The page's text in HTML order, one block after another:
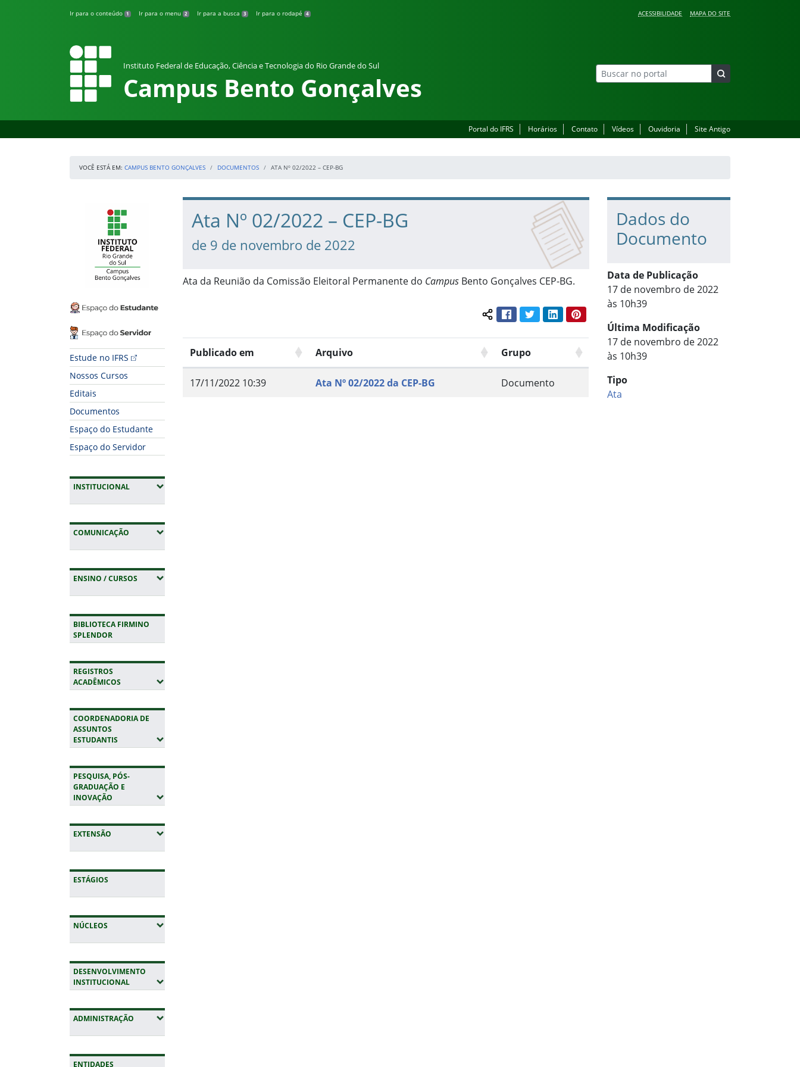
Ir para o conteúdo 1 Ir para o menu 2 Ir para a busca 3 Ir para o rodapé 4 ACESSIBILIDADE MAPA DO SITE
Instituto Federal de Educação, Ciência e Tecnologia do Rio Grande do Sul
Campus Bento Gonçalves
Portal do IFRS Horários Contato Vídeos Ouvidoria Site Antigo
VOCÊ ESTÁ EM: CAMPUS BENTO GONÇALVES DOCUMENTOS ATA Nº 02/2022 – CEP-BG
Espaço do Estudante
Espaço do Servidor
Estude no IFRS
Nossos Cursos
Editais
Documentos
Espaço do Estudante
Espaço do Servidor
INSTITUCIONAL(EXPANDIR SUBMENUS)
COMUNICAÇÃO (EXPANDIR SUBMENUS)
ENSINO / CURSOS (EXPANDIR SUBMENUS)
BIBLIOTECA FIRMINO
SPLENDOR
REGISTROS
ACADÊMICOS (EXPANDIR SUBMENUS)
COORDENADORIA DE
ASSUNTOS
ESTUDANTIS (EXPANDIR SUBMENUS)
PESQUISA, PÓS-
GRADUAÇÃO E
INOVAÇÃO (EXPANDIR SUBMENUS)
EXTENSÃO (EXPANDIR SUBMENUS)
ESTÁGIOS
NÚCLEOS (EXPANDIR SUBMENUS)
DESENVOLVIMENTO
INSTITUCIONAL(EXPANDIR SUBMENUS)
ADMINISTRAÇÃO (EXPANDIR SUBMENUS)
ENTIDADES
Início do conteúdo
Ata Nº 02/2022 – CEP-BG
de 9 de novembro de 2022
Ata da Reunião da Comissão Eleitoral Permanente do Campus Bento Gonçalves CEP-BG.
Compartilhar conteúdo:
FacebookTwitterLinkedInPinterest
Publicado em Arquivo Grupo
17/11/2022 10:39 Ata Nº 02/2022 da CEP-BG Documento
Dados do
Documento
Data de Publicação
17 de novembro de 2022
às 10h39
Última Modificação
17 de novembro de 2022
às 10h39
Tipo
Ata